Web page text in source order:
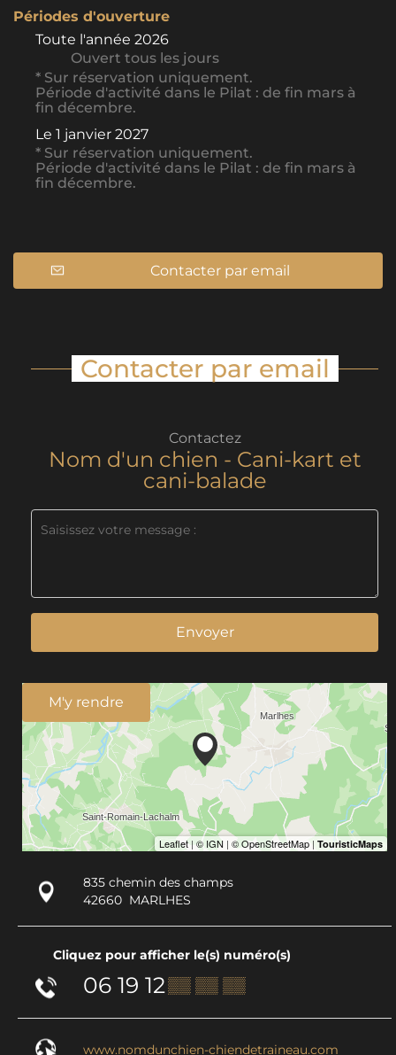
Périodes d'ouverture
Toute l'année 2026
Ouvert tous les jours
* Sur réservation uniquement.
Période d'activité dans le Pilat : de fin mars à
fin décembre.
Le 1 janvier 2027
* Sur réservation uniquement.
Période d'activité dans le Pilat : de fin mars à
fin décembre.
Contacter par email
Contacter par email
Contactez
Nom d'un chien - Cani-kart et
cani-balade
Envoyer
M'y rendre
835 chemin des champs
42660 MARLHES
Cliquez pour afficher le(s) numéro(s)
06 19 12▒▒ ▒▒ ▒▒
www.nomdunchien-chiendetraineau.com